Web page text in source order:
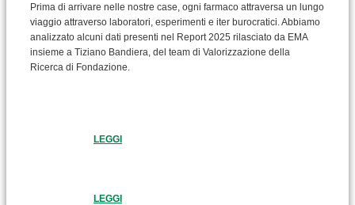
Prima di arrivare nelle nostre case, ogni farmaco attraversa un lungo
viaggio attraverso laboratori, esperimenti e iter burocratici. Abbiamo
analizzato alcuni dati presenti nel Report 2025 rilasciato da EMA
insieme a Tiziano Bandiera, del team di Valorizzazione della
Ricerca di Fondazione.
LEGGI
LEGGI